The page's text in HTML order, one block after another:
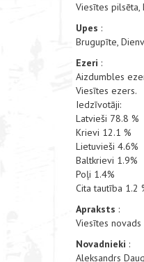
Viesītes pilsēta,
Upes :
Brugupīte,
Ezeri :
Aizdumbles
Viesītes ezers.
Iedzīvotāji:
Latvieši 78.8 %
Krievi 12.1 %
Lietuvieši 4.6%
Baltkrievi 1.9%
Poļi 1.4%
Cita tautība 1.2
Apraksts :
Viesītes
Novadnieki :
Aleksandrs